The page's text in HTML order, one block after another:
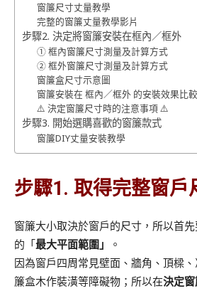
窗簾尺寸丈量教學
完整的窗簾丈量教學影片
步驟2. 決定將窗簾安裝在框內／框外
① 框內窗簾尺寸測量及計算方式
② 框外窗簾尺寸測量及計算方式
窗簾盒尺寸示意圖
窗簾安裝在 框內／框外 的安裝效果比較
⚠️ 決定窗簾尺寸時的注意事項 ⚠️
步驟3. 開始選購喜歡的窗簾款式
窗簾DIY丈量安裝教學
步驟1. 取得完整窗戶
窗簾大小取決於窗戶的尺寸，所以首
的「最大平面範圍」
。
因為窗戶四周常見壁面、牆角、頂樑
簾盒木作裝潢等障礙物；所以在決定